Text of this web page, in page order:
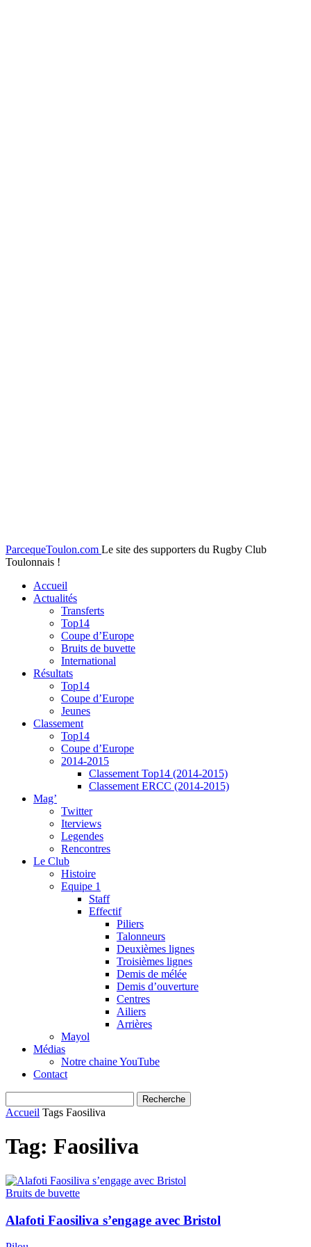
ParcequeToulon.com Le site des supporters du Rugby Club
Toulonnais !
Accueil
Actualités
Transferts
Top14
Coupe d’Europe
Bruits de buvette
International
Résultats
Top14
Coupe d’Europe
Jeunes
Classement
Top14
Coupe d’Europe
2014-2015
Classement Top14 (2014-2015)
Classement ERCC (2014-2015)
Mag’
Twitter
Iterviews
Legendes
Rencontres
Le Club
Histoire
Equipe 1
Staff
Effectif
Piliers
Talonneurs
Deuxièmes lignes
Troisièmes lignes
Demis de mélée
Demis d’ouverture
Centres
Ailiers
Arrières
Mayol
Médias
Notre chaine YouTube
Contact
Accueil Tags Faosiliva
Tag: Faosiliva
Bruits de buvette
Alafoti Faosiliva s’engage avec Bristol